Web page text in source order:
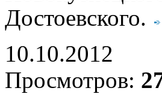
Достоевского.
10.10.2012
Просмотров: